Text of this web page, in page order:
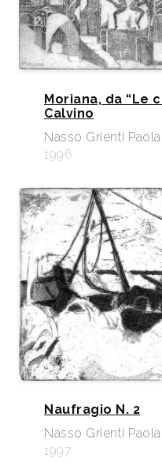
Moriana, da “Le
Calvino
Nasso Grienti
1996
Naufragio N. 2
Nasso Grienti
1997